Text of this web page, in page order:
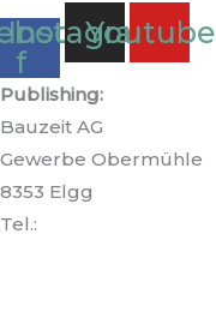
f
Instagram
Youtube
Publishing:
Bauzeit AG
Gewerbe Obermühle
8353 Elgg
Tel.: